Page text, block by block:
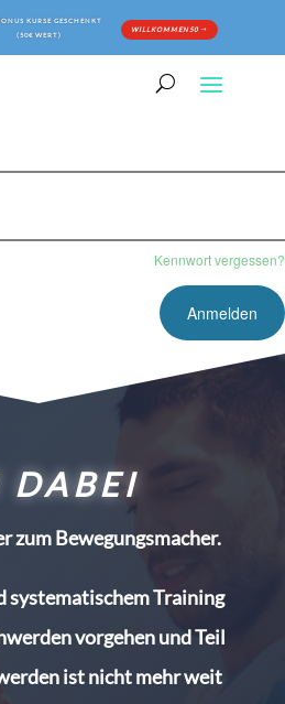
KURSE GESCHENKT
(50€ WERT)
WILLKOMMEN50
Kennwort vergessen?
DABEI
zum Bewegungsmacher.
systematischem Training
vorgehen und Teil
ist nicht mehr weit